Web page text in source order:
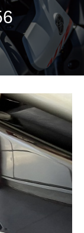
ョ
ン
を
り
え